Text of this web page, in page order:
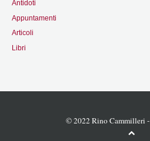
Antidoti
Appuntamenti
Articoli
Libri
© 2022 Rino Cammilleri -